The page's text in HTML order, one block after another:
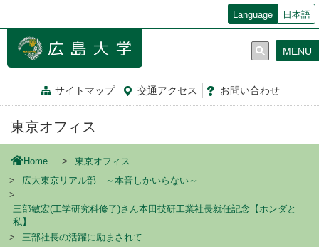
ン
Language 日本語
サイトマップ 交通アクセス お問い合わせ
MENU
東京オフィス
Home
東京オフィス
広大東京リアル部 ～本音しかいらない～
三部敏宏(工学研究科修了)さん本田技研工業社長就任記念【ホンダと
私】
三部社長の活躍に励まされて